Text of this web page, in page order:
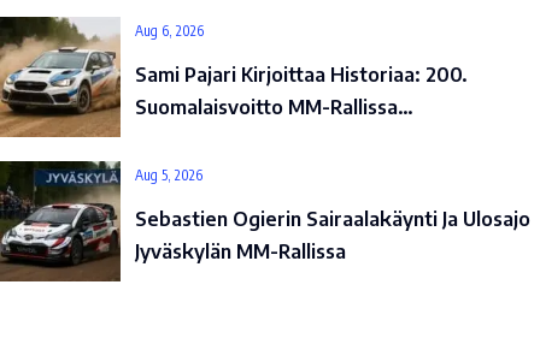
Aug 6, 2026
Sami Pajari Kirjoittaa Historiaa: 200.
Suomalaisvoitto MM-Rallissa…
Aug 5, 2026
Sebastien Ogierin Sairaalakäynti Ja Ulosajo
Jyväskylän MM-Rallissa